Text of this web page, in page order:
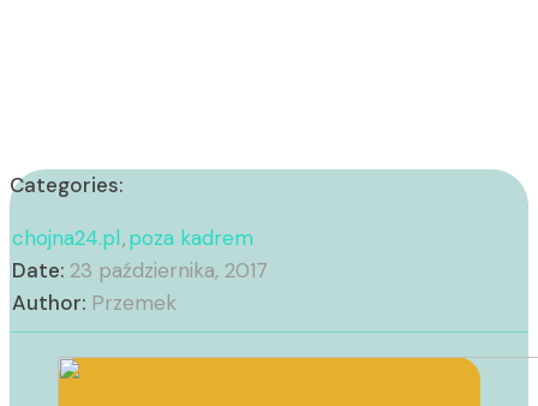
Categories:
chojna24.pl, poza kadrem
Date: 23 października, 2017
Author: Przemek